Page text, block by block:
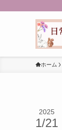
ホーム
2025
1/21